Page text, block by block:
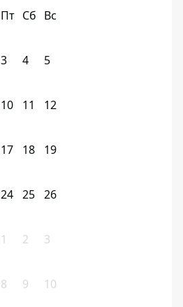
Пт Сб Вс
3 4 5
10 11 12
17 18 19
24 25 26
1 2 3
8 9 10